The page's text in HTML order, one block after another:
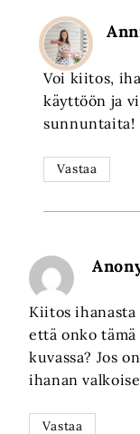
Voi kiitos,
käyttöön ja
sunnuntaita!
Vastaa
Kiitos ihanasta
että onko
kuvassa? Jos
ihanan
Vastaa